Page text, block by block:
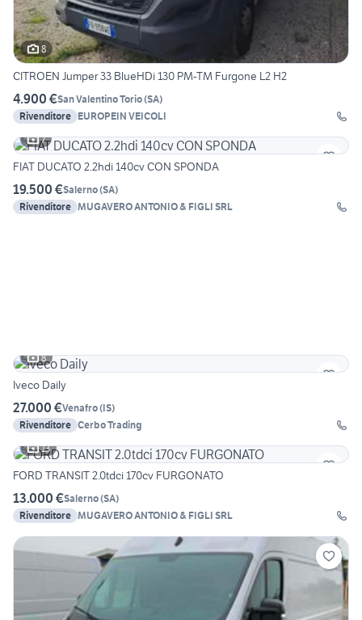
8
CITROEN Jumper 33 BlueHDi 130 PM-TM Furgone L2 H2
4.900 €San Valentino Torio(SA)
Rivenditore EUROPEIN VEICOLI
7
FIAT DUCATO 2.2hdi 140cv CON SPONDA
19.500 €Salerno(SA)
Rivenditore MUGAVERO ANTONIO & FIGLI SRL
8
Iveco Daily
27.000 €Venafro(IS)
Rivenditore Cerbo Trading
13
FORD TRANSIT 2.0tdci 170cv FURGONATO
13.000 €Salerno(SA)
Rivenditore MUGAVERO ANTONIO & FIGLI SRL